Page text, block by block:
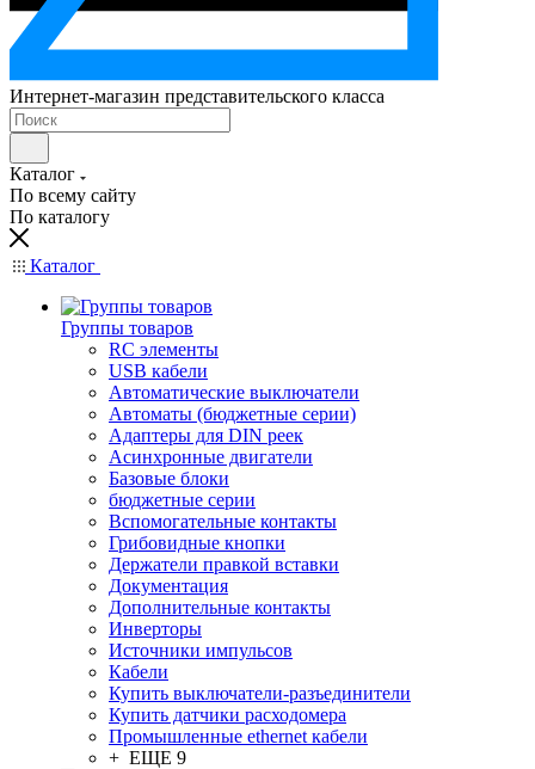
Интернет-магазин представительского класса
Каталог
По всему сайту
По каталогу
Каталог
Группы товаров
RC элементы
USB кабели
Автоматические выключатели
Автоматы (бюджетные серии)
Адаптеры для DIN реек
Асинхронные двигатели
Базовые блоки
бюджетные серии
Вспомогательные контакты
Грибовидные кнопки
Держатели правкой вставки
Документация
Дополнительные контакты
Инверторы
Источники импульсов
Кабели
Купить выключатели-разъединители
Купить датчики расходомера
Промышленные ethernet кабели
+ ЕЩЕ 9